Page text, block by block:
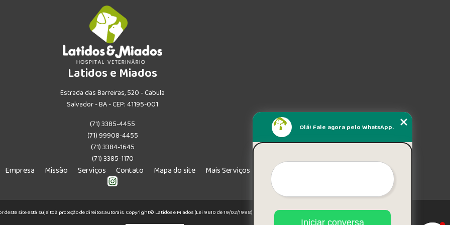
Latidos e Miados
Estrada das Barreiras, 520 - Cabula
Salvador - BA - CEP: 41195-001
(71) 3385-4455
(71) 99908-4455
(71) 3384-1645
(71) 3385-1170
Empresa Missão Serviços Contato Mapa do site Mais Serviços
deste site está sujeito à proteção de direitos autorais. Copyright© Latidos e Miados (Lei 9610 de 19/02/1998)
Olá! Fale agora pelo WhatsApp.
Iniciar conversa